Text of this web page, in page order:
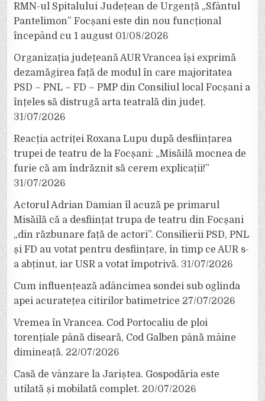
RMN-ul Spitalului Județean de Urgență „Sfântul
Pantelimon” Focșani este din nou funcțional
începând cu 1 august 01/08/2026
Organizația județeană AUR Vrancea își exprimă
dezamăgirea față de modul în care majoritatea
PSD – PNL – FD – PMP din Consiliul local Focșani a
înțeles să distrugă arta teatrală din județ.
31/07/2026
Reacția actriței Roxana Lupu după desființarea
trupei de teatru de la Focșani: „Misăilă mocnea de
furie că am îndrăznit să cerem explicații!”
31/07/2026
Actorul Adrian Damian îl acuză pe primarul
Misăilă că a desființat trupa de teatru din Focșani
„din răzbunare față de actori”. Consilierii PSD, PNL
și FD au votat pentru desființare, în timp ce AUR s-
a abținut, iar USR a votat împotrivă. 31/07/2026
Cum influențează adâncimea sondei sub oglinda
apei acuratețea citirilor batimetrice 27/07/2026
Vremea în Vrancea. Cod Portocaliu de ploi
torențiale până diseară, Cod Galben până mâine
dimineață. 22/07/2026
Casă de vânzare la Jariștea. Gospodăria este
utilată și mobilată complet. 20/07/2026